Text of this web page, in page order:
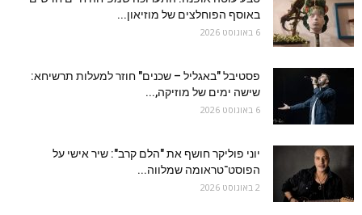
באוסף הפוחלצים של מוזיאון...
6 באוגוסט 2026
פסטיבל "באגליל – שכנים" חוזר למעלות תרשיחא:
שישה ימים של מוזיקה,...
6 באוגוסט 2026
יוני פוליקר חושף את "הלם קרב": שיר אישי על
הפוסט־טראומה שמלווה...
2 באוגוסט 2026